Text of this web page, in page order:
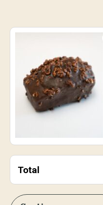
Total